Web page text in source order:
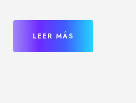
LEER MÁS